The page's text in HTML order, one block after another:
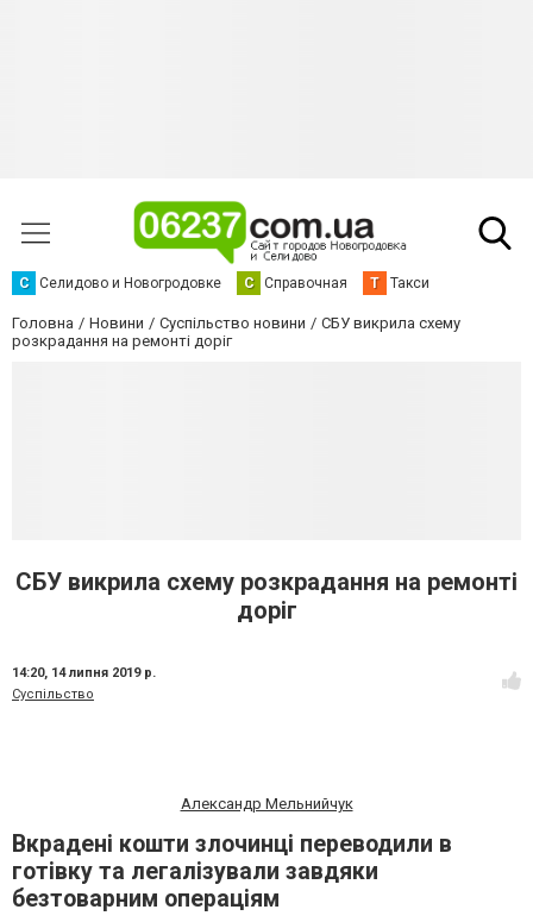
С Селидово и Новогродовке С Справочная Т Такси
Головна Новини Суспільство новини
СБУ викрила схему
розкрадання на ремонті доріг
СБУ викрила схему розкрадання на ремонті
доріг
14:20, 14 липня 2019 р.
Суспільство
Александр Мельнийчук
Вкрадені кошти злочинці переводили в
готівку та легалізували завдяки
безтоварним операціям